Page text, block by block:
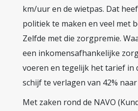
km/uur en de wietpas. Dat
politiek te maken en veel met
Zelfde met die zorgpremie.
een inkomensafhankelijke
voeren en tegelijk het tarief in
schijf te verlagen van 42% naar
Met zaken rond de NAVO